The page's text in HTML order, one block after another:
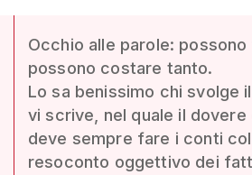
Occhio alle parole:
possono costare tanto.
Lo sa benissimo chi svolge
vi scrive, nel quale il dovere
deve sempre fare i conti
resoconto oggettivo dei